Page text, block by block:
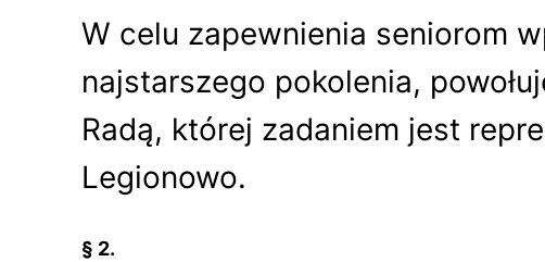
W celu zapewnienia seniorom
najstarszego pokolenia,
Radą, której zadaniem jest
Legionowo.
§ 2.